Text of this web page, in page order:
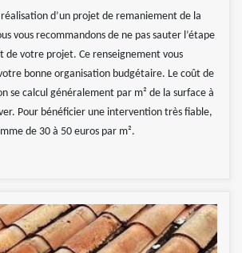
d’un projet de remaniement de la
vous recommandons de ne pas sauter l’étape
de votre projet. Ce renseignement vous
bonne organisation budgétaire. Le coût de
se calcul généralement par m² de la surface à
Pour bénéficier une intervention très fiable,
de 30 à 50 euros par m².